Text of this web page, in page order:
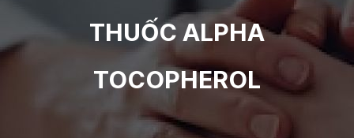
THUỐC ALPHA
TOCOPHEROL